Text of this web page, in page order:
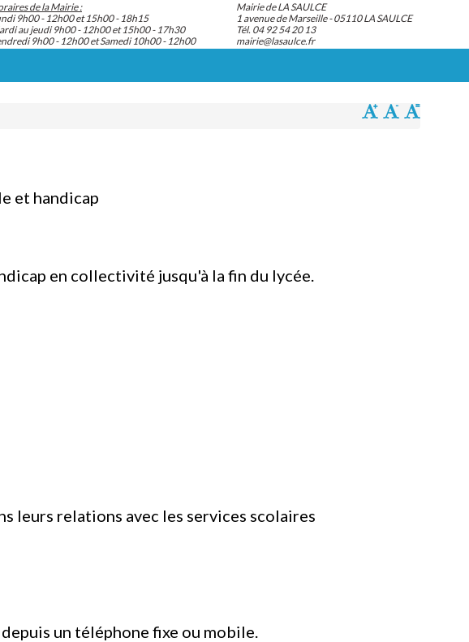
de la Mairie :
9h00 - 12h00 et 15h00 - 18h15
au jeudi 9h00 - 12h00 et 15h00 - 17h30
9h00 - 12h00 et Samedi 10h00 - 12h00
Mairie de LA SAULCE
1 avenue de Marseille - 05110 LA SAULCE
Tél. 04 92 54 20 13
mairie@lasaulce.fr
et handicap
en collectivité jusqu'à la fin du lycée.
leurs relations avec les services scolaires
un téléphone fixe ou mobile.